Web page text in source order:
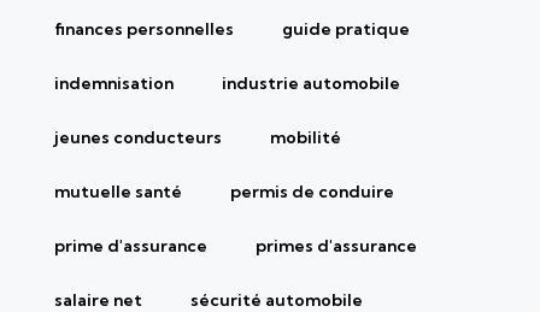
finances personnelles guide pratique
indemnisation industrie automobile
jeunes conducteurs mobilité
mutuelle santé permis de conduire
prime d'assurance primes d'assurance
salaire net sécurité automobile